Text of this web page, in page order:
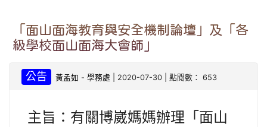
「面山面海教育與安全機制論壇」及「各
級學校面山面海大會師」
公告 黃孟如 -學務處 | 2020-07-30 | 點閱數： 653
主旨：有關博崴媽媽辦理「面山